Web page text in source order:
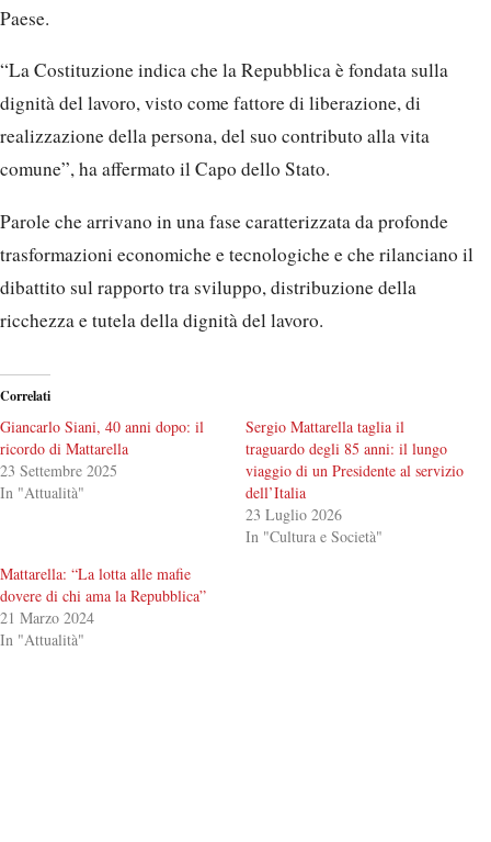
Paese.
“La Costituzione indica che la Repubblica è fondata sulla
dignità del lavoro, visto come fattore di liberazione, di
realizzazione della persona, del suo contributo alla vita
comune”, ha affermato il Capo dello Stato.
Parole che arrivano in una fase caratterizzata da profonde
trasformazioni economiche e tecnologiche e che rilanciano il
dibattito sul rapporto tra sviluppo, distribuzione della
ricchezza e tutela della dignità del lavoro.
Correlati
Giancarlo Siani, 40 anni dopo: il
ricordo di Mattarella
23 Settembre 2025
In "Attualità"
Sergio Mattarella taglia il
traguardo degli 85 anni: il lungo
viaggio di un Presidente al servizio
dell’Italia
23 Luglio 2026
In "Cultura e Società"
Mattarella: “La lotta alle mafie
dovere di chi ama la Repubblica”
21 Marzo 2024
In "Attualità"